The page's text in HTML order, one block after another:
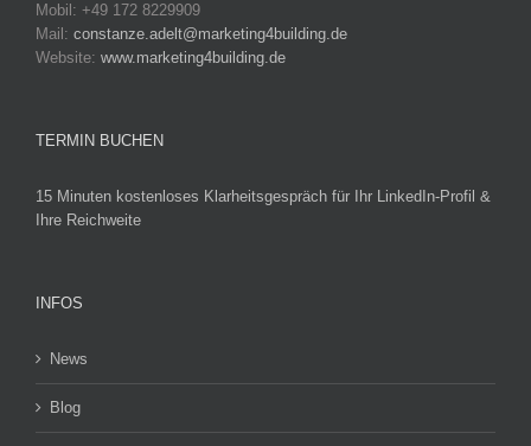
Mobil: +49 172 8229909
Mail: constanze.adelt@marketing4building.de
Website: www.marketing4building.de
TERMIN BUCHEN
15 Minuten kostenloses Klarheitsgespräch für Ihr LinkedIn-Profil &
Ihre Reichweite
INFOS
News
Blog